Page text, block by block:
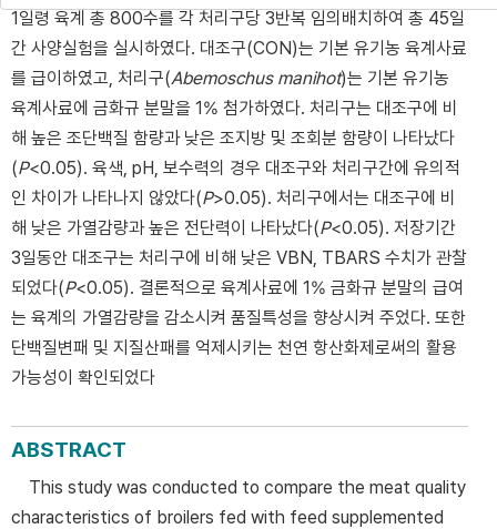
1일령 육계 총 800수를 각 처리구당 3반복 임의배치하여 총 45일
간 사양실험을 실시하였다. 대조구(CON)는 기본 유기농 육계사료
를 급이하였고, 처리구(Abemoschus manihot)는 기본 유기농
육계사료에 금화규 분말을 1% 첨가하였다. 처리구는 대조구에 비
해 높은 조단백질 함량과 낮은 조지방 및 조회분 함량이 나타났다
(P<0.05). 육색, pH, 보수력의 경우 대조구와 처리구간에 유의적
인 차이가 나타나지 않았다(P>0.05). 처리구에서는 대조구에 비
해 낮은 가열감량과 높은 전단력이 나타났다(P<0.05). 저장기간
3일동안 대조구는 처리구에 비해 낮은 VBN, TBARS 수치가 관찰
되었다(P<0.05). 결론적으로 육계사료에 1% 금화규 분말의 급여
는 육계의 가열감량을 감소시켜 품질특성을 향상시켜 주었다. 또한
단백질변패 및 지질산패를 억제시키는 천연 항산화제로써의 활용
가능성이 확인되었다
ABSTRACT
This study was conducted to compare the meat quality
characteristics of broilers fed with feed supplemented